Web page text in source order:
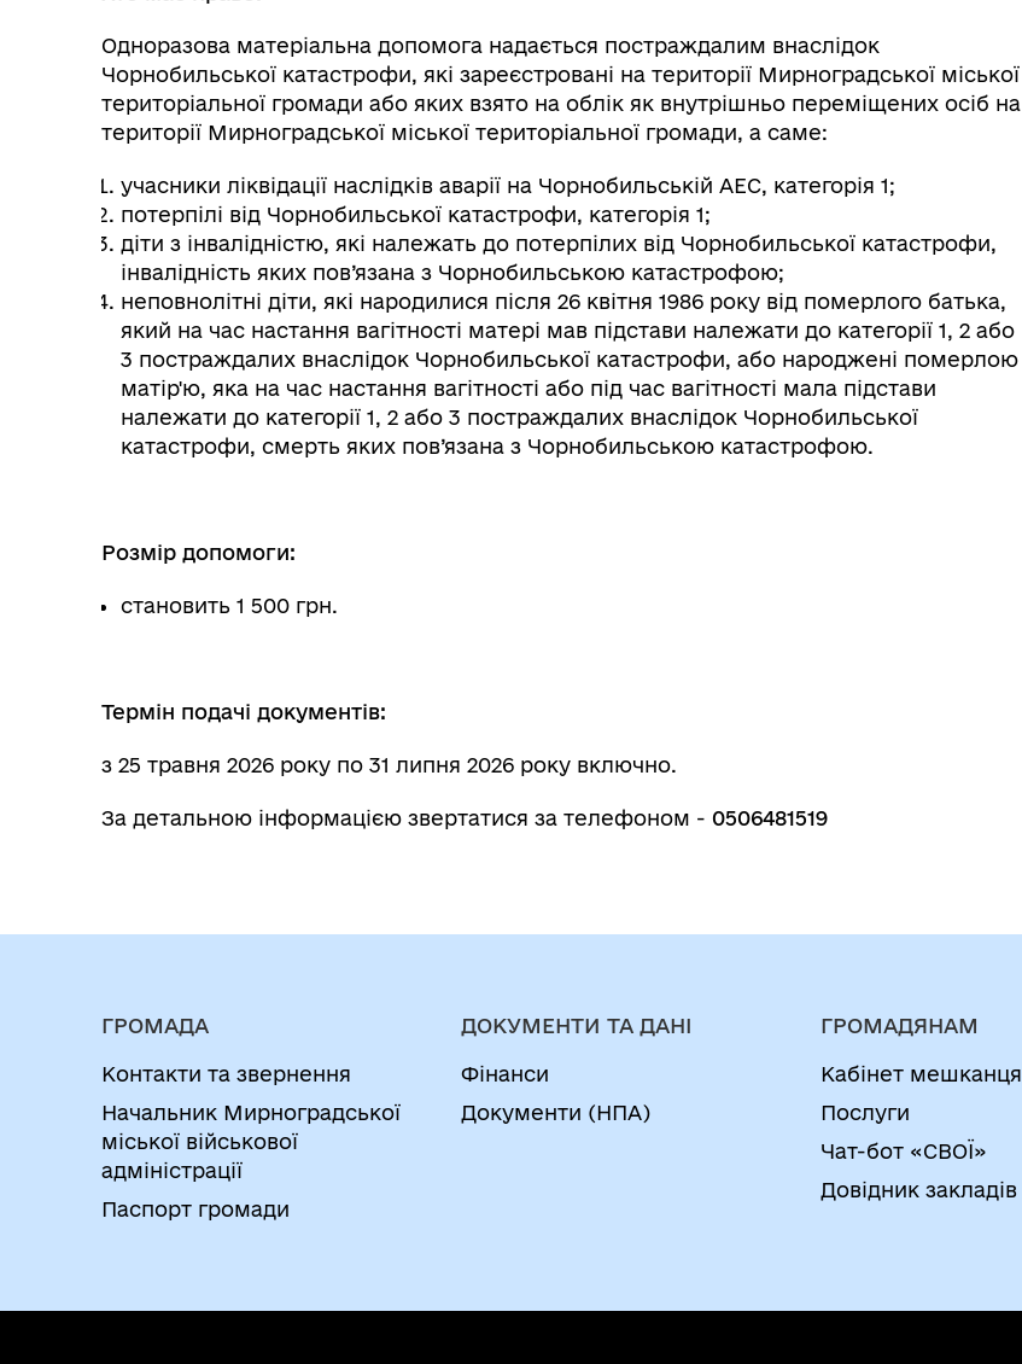
Одноразова матеріальна допомога надається постраждалим внаслідок
Чорнобильської катастрофи, які зареєстровані на території Мирноградської міської
територіальної громади або яких взято на облік як внутрішньо переміщених осіб на
території Мирноградської міської територіальної громади, а саме:
учасники ліквідації наслідків аварії на Чорнобильській АЕС, категорія 1;
потерпілі від Чорнобильської катастрофи, категорія 1;
діти з інвалідністю, які належать до потерпілих від Чорнобильської катастрофи,
інвалідність яких пов’язана з Чорнобильською катастрофою;
неповнолітні діти, які народилися після 26 квітня 1986 року від померлого батька,
який на час настання вагітності матері мав підстави належати до категорії 1, 2 або
3 постраждалих внаслідок Чорнобильської катастрофи, або народжені померлою
матір'ю, яка на час настання вагітності або під час вагітності мала підстави
належати до категорії 1, 2 або 3 постраждалих внаслідок Чорнобильської
катастрофи, смерть яких пов’язана з Чорнобильською катастрофою.
Розмір допомоги:
становить 1 500 грн.
Термін подачі документів:
з 25 травня 2026 року по 31 липня 2026 року включно.
За детальною інформацією звертатися за телефоном - 0506481519
ГРОМАДА
Контакти та звернення
Начальник Мирноградської
міської військової
адміністрації
Паспорт громади
ДОКУМЕНТИ ТА ДАНІ
Фінанси
Документи (НПА)
ГРОМАДЯНАМ
Кабінет мешканця
Послуги
Чат-бот «СВОЇ»
Довідник закладів